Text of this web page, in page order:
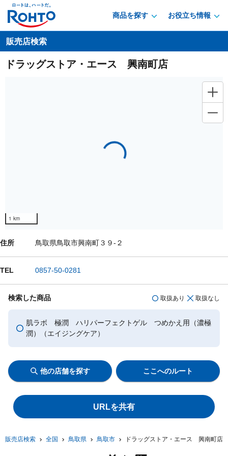
商品を探す お役立ち情報
販売店検索 全国 鳥取県 鳥取市 ドラッグストア・エース 興南町店
販売店検索
ドラッグストア・エース 興南町店
住所 鳥取県鳥取市興南町３９-２
TEL 0857-50-0281
検索した商品 取扱あり 取扱なし
肌ラボ 極潤 ハリパーフェクトゲル つめかえ用（濃極
潤）（エイジングケア）
他の店舗を探す ここへのルート
URLを共有
Loading...
1 km